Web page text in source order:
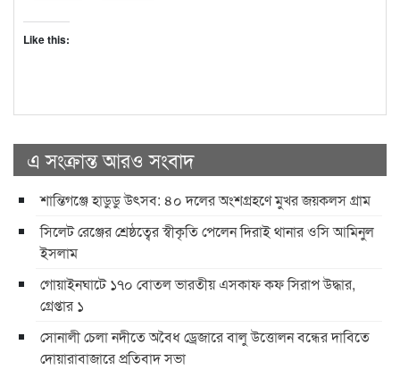
Like this:
এ সংক্রান্ত আরও সংবাদ
শান্তিগঞ্জে হাডুডু উৎসব: ৪০ দলের অংশগ্রহণে মুখর জয়কলস গ্রাম
সিলেট রেঞ্জের শ্রেষ্ঠত্বের স্বীকৃতি পেলেন দিরাই থানার ওসি আমিনুল
ইসলাম
গোয়াইনঘাটে ১৭০ বোতল ভারতীয় এসকাফ কফ সিরাপ উদ্ধার,
গ্রেপ্তার ১
সোনালী চেলা নদীতে অবৈধ ড্রেজারে বালু উত্তোলন বন্ধের দাবিতে
দোয়ারাবাজারে প্রতিবাদ সভা